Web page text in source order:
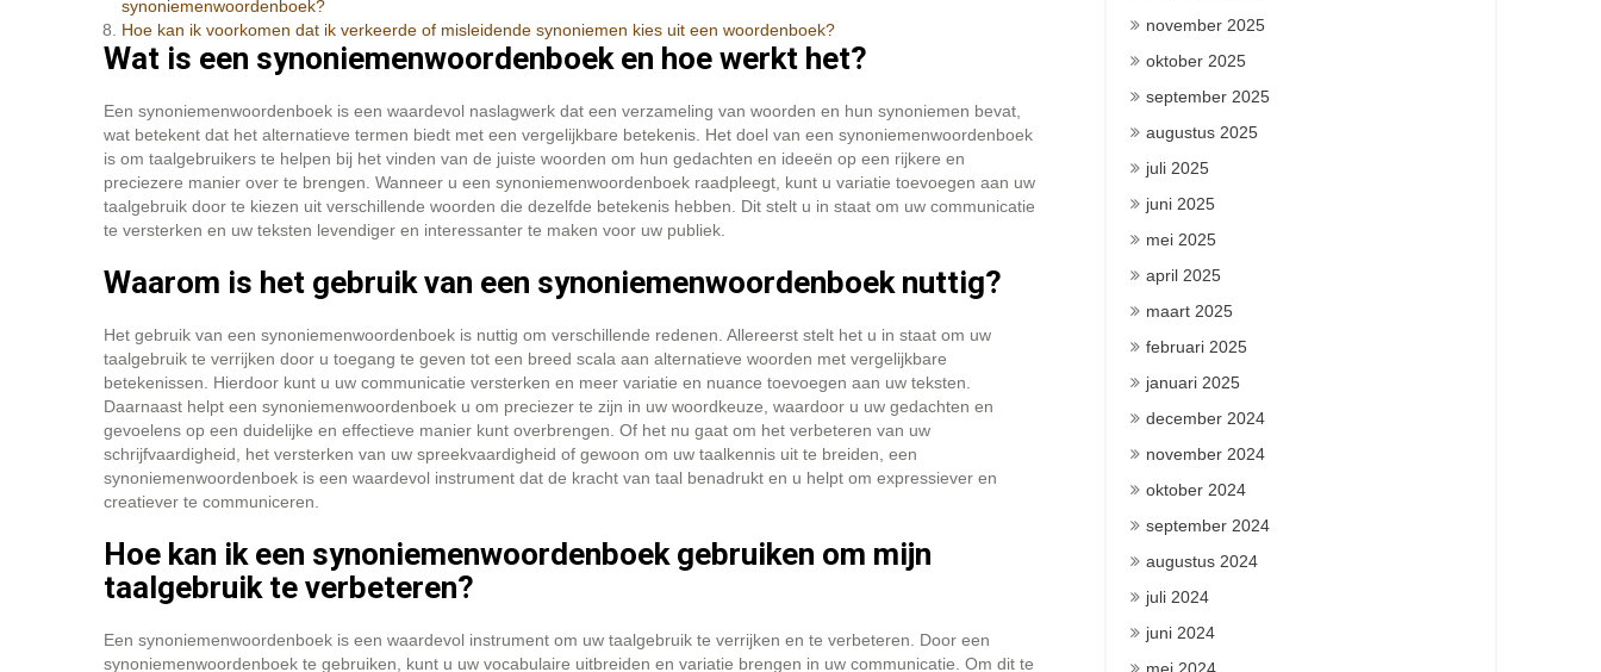
synoniemenwoordenboek?
Hoe kan ik voorkomen dat ik verkeerde of misleidende synoniemen kies uit een woordenboek?
Wat is een synoniemenwoordenboek en hoe werkt het?
Een synoniemenwoordenboek is een waardevol naslagwerk dat een verzameling van woorden en hun synoniemen bevat,
wat betekent dat het alternatieve termen biedt met een vergelijkbare betekenis. Het doel van een synoniemenwoordenboek
is om taalgebruikers te helpen bij het vinden van de juiste woorden om hun gedachten en ideeën op een rijkere en
preciezere manier over te brengen. Wanneer u een synoniemenwoordenboek raadpleegt, kunt u variatie toevoegen aan uw
taalgebruik door te kiezen uit verschillende woorden die dezelfde betekenis hebben. Dit stelt u in staat om uw communicatie
te versterken en uw teksten levendiger en interessanter te maken voor uw publiek.
Waarom is het gebruik van een synoniemenwoordenboek nuttig?
Het gebruik van een synoniemenwoordenboek is nuttig om verschillende redenen. Allereerst stelt het u in staat om uw
taalgebruik te verrijken door u toegang te geven tot een breed scala aan alternatieve woorden met vergelijkbare
betekenissen. Hierdoor kunt u uw communicatie versterken en meer variatie en nuance toevoegen aan uw teksten.
Daarnaast helpt een synoniemenwoordenboek u om preciezer te zijn in uw woordkeuze, waardoor u uw gedachten en
gevoelens op een duidelijke en effectieve manier kunt overbrengen. Of het nu gaat om het verbeteren van uw
schrijfvaardigheid, het versterken van uw spreekvaardigheid of gewoon om uw taalkennis uit te breiden, een
synoniemenwoordenboek is een waardevol instrument dat de kracht van taal benadrukt en u helpt om expressiever en
creatiever te communiceren.
Hoe kan ik een synoniemenwoordenboek gebruiken om mijn
taalgebruik te verbeteren?
Een synoniemenwoordenboek is een waardevol instrument om uw taalgebruik te verrijken en te verbeteren. Door een
synoniemenwoordenboek te gebruiken, kunt u uw vocabulaire uitbreiden en variatie brengen in uw communicatie. Om dit te
november 2025
oktober 2025
september 2025
augustus 2025
juli 2025
juni 2025
mei 2025
april 2025
maart 2025
februari 2025
januari 2025
december 2024
november 2024
oktober 2024
september 2024
augustus 2024
juli 2024
juni 2024